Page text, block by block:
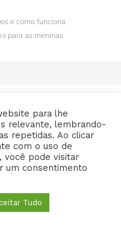
A
p
a
m
e como funciona
para as meninas
Regional
para lhe
relevante, lembrando-
repetidas. Ao clicar
com o uso de
você pode visitar
um consentimento
Tudo